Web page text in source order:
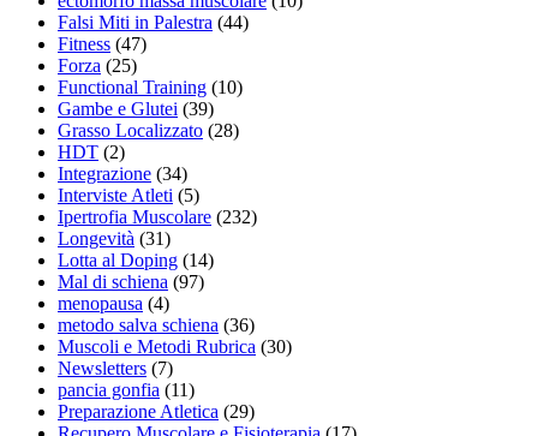
Falsi Miti in Palestra (44)
Fitness (47)
Forza (25)
Functional Training (10)
Gambe e Glutei (39)
Grasso Localizzato (28)
HDT (2)
Integrazione (34)
Interviste Atleti (5)
Ipertrofia Muscolare (232)
Longevità (31)
Lotta al Doping (14)
Mal di schiena (97)
menopausa (4)
metodo salva schiena (36)
Muscoli e Metodi Rubrica (30)
Newsletters (7)
pancia gonfia (11)
Preparazione Atletica (29)